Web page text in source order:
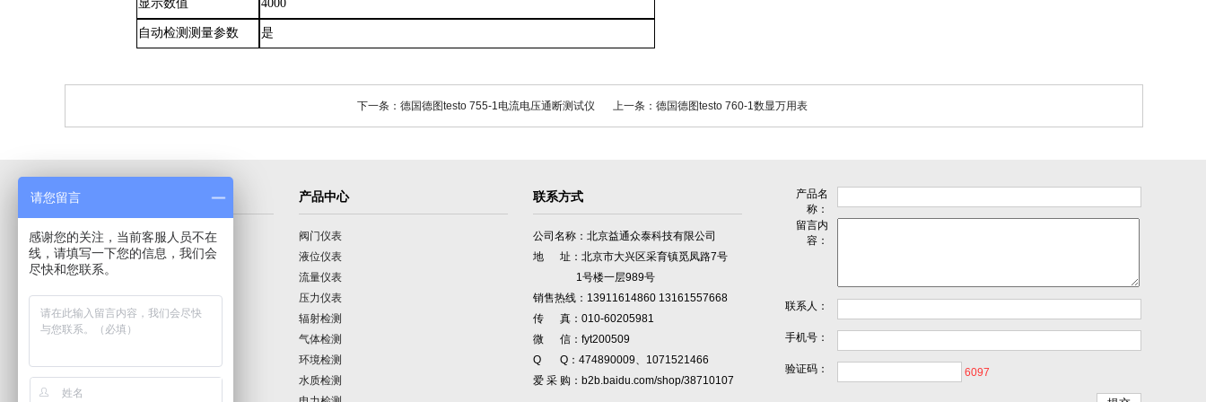
显示数值 4000
自动检测测量参数 是
下一条：德国德图testo 755-1电流电压通断测试仪 上一条：德国德图testo 760-1数显万用表
导航菜单
首页
公司介绍
产品展示
技术园地
行业动态
联系我们
产品中心
阀门仪表
液位仪表
流量仪表
压力仪表
辐射检测
气体检测
环境检测
水质检测
联系方式
公司名称：北京益通众泰科技有限公司
地 址：北京市大兴区采育镇觅凤路7号
1号楼一层989号
销售热线：13911614860 13161557668
传 真：010-60205981
微 信：fyt200509
Q Q：474890009、1071521466
爱 采 购：b2b.baidu.com/shop/38710107
产品名
称：
留言内
容：
联系人：
手机号：
验证码： 6097
请您留言
感谢您的关注，当前客服人员不在
线，请填写一下您的信息，我们会
尽快和您联系。